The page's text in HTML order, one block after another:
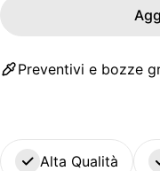
Preventivi e bozze
Alta Qualità